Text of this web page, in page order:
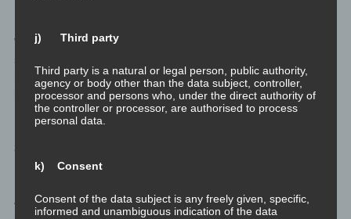
War Mutter Theresa wirklich die direkt altruistische, selbstlose,
sich aufopfernde Frau? Oder war sie indirekt selbstsüchtig, weil
ihr unbewusster Verstand der Meinung war, dass sie dafür
bewundert und geliebt werden wird?
Im Zweifel für die Angeklagte, zumal sie sich vermutlich nie die
Handlungen in dieser Art und Weise je bewusst gemacht hat.
An dieser Stelle ist es wichtig, sich bewusst zu machen, ob
j) Third party
Third party is a natural or legal person, public authority,
agency or body other than the data subject, controller,
processor and persons who, under the direct authority of
the controller or processor, are authorised to process
personal data.
k) Consent
Consent of the data subject is any freely given, specific,
informed and unambiguous indication of the data